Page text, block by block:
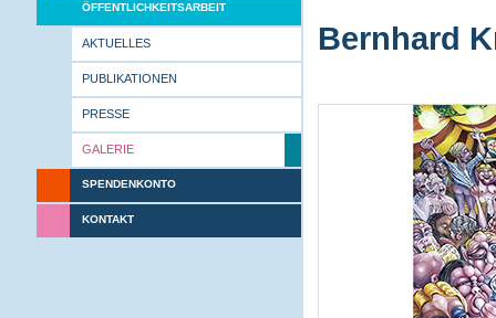
ÖFFENTLICHKEITSARBEIT
AKTUELLES
PUBLIKATIONEN
PRESSE
GALERIE
SPENDENKONTO
KONTAKT
Bernhard